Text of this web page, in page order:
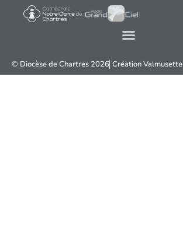
© Diocèse de Chartres 2026 CréationValmusette